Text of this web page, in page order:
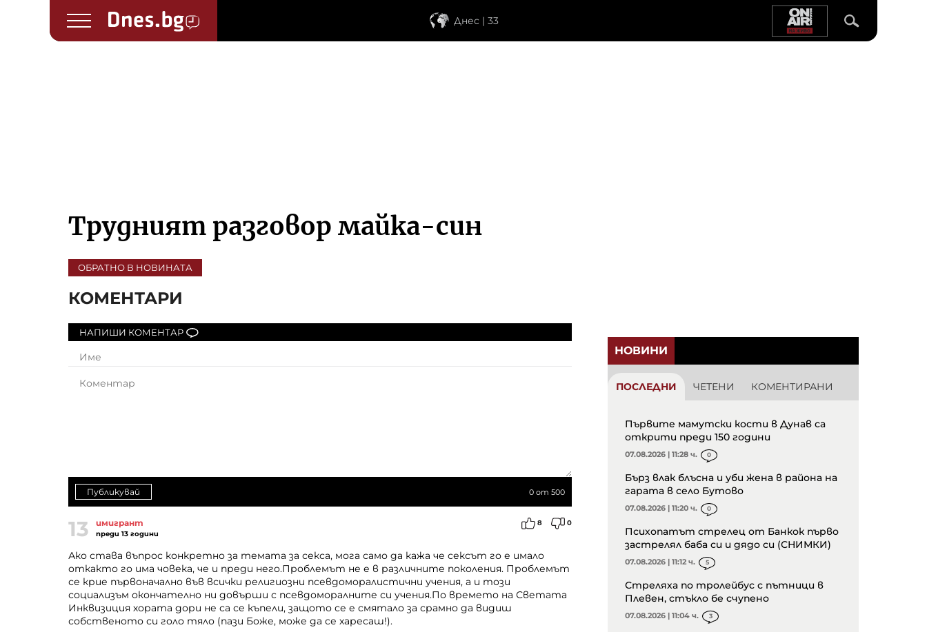
Днес | 33
Трудният разговор майка-син
ОБРАТНО В НОВИНАТА
КОМЕНТАРИ
НАПИШИ КОМЕНТАР
0 от 500
Публикувай
13 имигрант
преди 13 години
8 0
Ако става въпрос конкретно за темата за секса, мога само да кажа че сексът го е имало
откакто го има човека, че и преди него.Проблемът не е в различните поколения. Проблемът
се крие първоначално във всички религиозни псевдоморалистични учения, а и този
социализъм окончателно ни довърши с псевдоморалните си учения.По времето на Светата
Инквизиция хората дори не са се къпели, защото се е смятало за срамно да видиш
собственото си голо тяло (пази Боже, може да се харесаш!).
НОВИНИ
ПОСЛЕДНИ ЧЕТЕНИ КОМЕНТИРАНИ
Първите мамутски кости в Дунав са
открити преди 150 години
07.08.2026 | 11:28 ч. 0
Бърз влак блъсна и уби жена в района на
гарата в село Бутово
07.08.2026 | 11:20 ч. 0
Психопатът стрелец от Банкок първо
застрелял баба си и дядо си (СНИМКИ)
07.08.2026 | 11:12 ч. 5
Стреляха по тролейбус с пътници в
Плевен, стъкло бе счупено
07.08.2026 | 11:04 ч. 3